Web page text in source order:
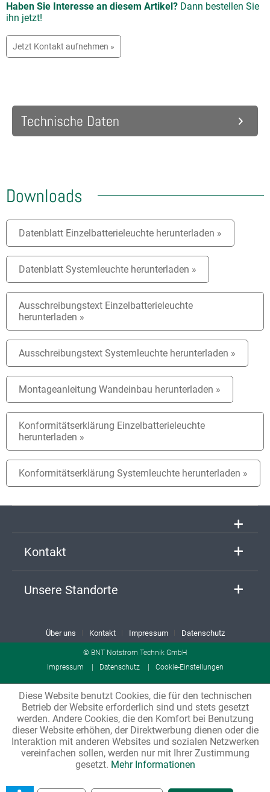
Haben Sie Interesse an diesem Artikel? Dann bestellen Sie
ihn jetzt!
Jetzt Kontakt aufnehmen »
Technische Daten
Downloads
Datenblatt Einzelbatterieleuchte herunterladen »
Ausschreibungstext Einzelbatterieleuchte
herunterladen »
Montageanleitung Wandeinbau herunterladen »
Konformitätserklärung Einzelbatterieleuchte
herunterladen »
Datenblatt Systemleuchte herunterladen »
Ausschreibungstext Systemleuchte herunterladen »
Konformitätserklärung Systemleuchte herunterladen »
Kontakt
Unsere Standorte
Über uns Kontakt Impressum Datenschutz
© BNT Notstrom Technik GmbH
Impressum
Datenschutz Cookie-Einstellungen
Diese Website benutzt Cookies, die für den technischen
Betrieb der Website erforderlich sind und stets gesetzt
werden. Andere Cookies, die den Komfort bei Benutzung
dieser Website erhöhen, der Direktwerbung dienen oder die
Interaktion mit anderen Websites und sozialen Netzwerken
vereinfachen sollen, werden nur mit Ihrer Zustimmung
gesetzt. Mehr Informationen